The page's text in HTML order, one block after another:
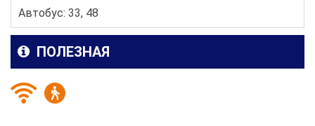
Автобус: 33, 48
ПОЛЕЗНАЯ